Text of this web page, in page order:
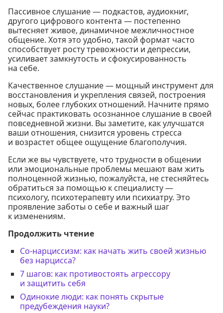
Пассивное слушание — подкастов, аудиокниг,
другого цифрового контента — постепенно
вытесняет живое, динамичное межличностное
общение. Хотя это удобно, такой формат часто
способствует росту тревожности и депрессии,
усиливает замкнутость и сфокусированность
на себе.
Качественное слушание — мощный инструмент для
восстановления и укрепления связей, построения
новых, более глубоких отношений. Начните прямо
сейчас практиковать осознанное слушание в своей
повседневной жизни. Вы заметите, как улучшатся
ваши отношения, снизится уровень стресса
и возрастет общее ощущение благополучия.
Если же вы чувствуете, что трудности в общении
или эмоциональные проблемы мешают вам жить
полноценной жизнью, пожалуйста, не стесняйтесь
обратиться за помощью к специалисту —
психологу, психотерапевту или психиатру. Это
проявление заботы о себе и важный шаг
к изменениям.
Продолжить чтение
Со-нарциссизм: как начать жить своей жизнью
без нарцисса?
7 шагов: как противостоять агрессору
и защитить себя
Одинокие люди: как понять скрытые
предубеждения науки?